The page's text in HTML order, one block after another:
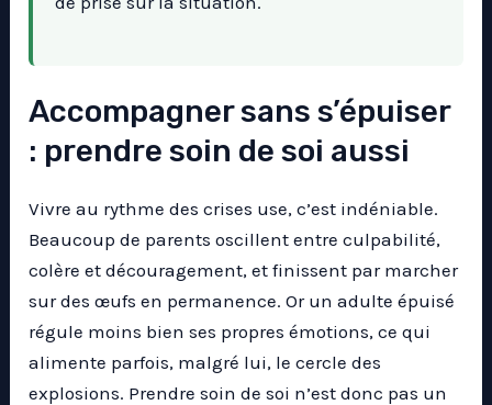
Accompagner sans s’épuiser
: prendre soin de soi aussi
Vivre au rythme des crises use, c’est indéniable.
Beaucoup de parents oscillent entre culpabilité,
colère et découragement, et finissent par marcher
sur des œufs en permanence. Or un adulte épuisé
régule moins bien ses propres émotions, ce qui
alimente parfois, malgré lui, le cercle des
explosions. Prendre soin de soi n’est donc pas un